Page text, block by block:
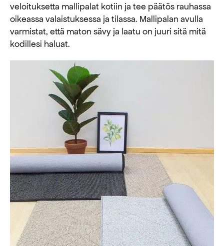
veloituksetta mallipalat kotiin ja tee päätös rauhassa
oikeassa valaistuksessa ja tilassa. Mallipalan avulla
varmistat, että maton sävy ja laatu on juuri sitä mitä
kodillesi haluat.